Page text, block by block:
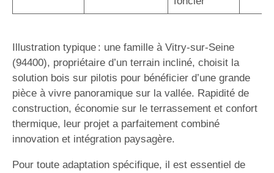
Illustration typique : une famille à Vitry-sur-Seine
(94400), propriétaire d’un terrain incliné, choisit la
solution bois sur pilotis pour bénéficier d’une grande
pièce à vivre panoramique sur la vallée. Rapidité de
construction, économie sur le terrassement et confort
thermique, leur projet a parfaitement combiné
innovation et intégration paysagère.
Pour toute adaptation spécifique, il est essentiel de